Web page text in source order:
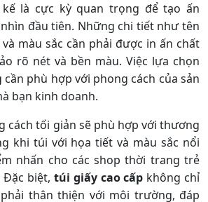
là cực kỳ quan trọng để tạo ấn
đầu tiên. Những chi tiết như tên
màu sắc cần phải được in ấn chất
rõ nét và bền màu. Việc lựa chọn
phù hợp với phong cách của sản
bạn kinh doanh.
cách tối giản sẽ phù hợp với thương
khi túi với họa tiết và màu sắc nổi
nhấn cho các shop thời trang trẻ
biệt, túi giấy cao cấp không chỉ
thân thiện với môi trường, đáp